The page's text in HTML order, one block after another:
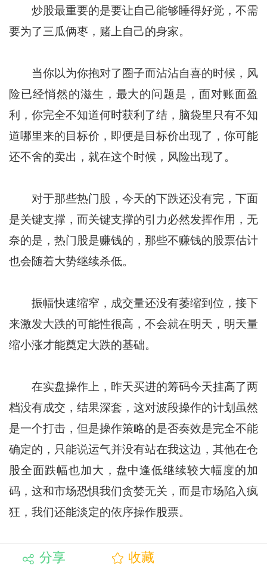
炒股最重要的是要让自己能够睡得好觉，不需
要为了三瓜俩枣，赌上自己的身家。
当你以为你抱对了圈子而沾沾自喜的时候，风
险已经悄然的滋生，最大的问题是，面对账面盈
利，你完全不知道何时获利了结，脑袋里只有不知
道哪里来的目标价，即便是目标价出现了，你可能
还不舍的卖出，就在这个时候，风险出现了。
对于那些热门股，今天的下跌还没有完，下面
是关键支撑，而关键支撑的引力必然发挥作用，无
奈的是，热门股是赚钱的，那些不赚钱的股票估计
也会随着大势继续杀低。
振幅快速缩窄，成交量还没有萎缩到位，接下
来激发大跌的可能性很高，不会就在明天，明天量
缩小涨才能奠定大跌的基础。
在实盘操作上，昨天买进的筹码今天挂高了两
档没有成交，结果深套，这对波段操作的计划虽然
是一个打击，但是操作策略的是否奏效是完全不能
确定的，只能说运气并没有站在我这边，其他在仓
股全面跌幅也加大，盘中逢低继续较大幅度的加
码，这和市场恐惧我们贪婪无关，而是市场陷入疯
狂，我们还能淡定的依序操作股票。
分享 收藏